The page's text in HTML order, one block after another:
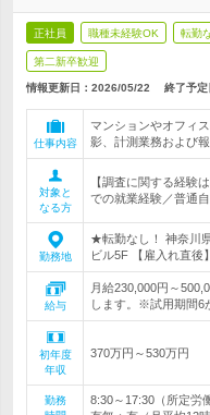
正社員 職種未経験OK 転勤
第二新卒歓迎
情報更新日：2026/05/22 終了予定
仕事内容
マンションやオフィ
影、計測業務および
対象と
なる方
【調査に関する経験
での就業経験／普通
勤務地
★転勤なし！ 神奈川
ビル5F 【雇入れ直後
給与
月給230,000円～
します。※試用期間6
初年度
年収
370万円～530万円
勤務
8:30～17:30（所定労